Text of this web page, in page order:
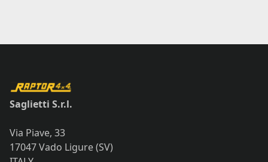
Saglietti S.r.l.
Via Piave, 33
17047 Vado Ligure (SV)